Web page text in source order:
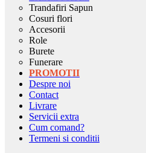
Trandafiri Sapun
Cosuri flori
Accesorii
Role
Burete
Funerare
PROMOTII
Despre noi
Contact
Livrare
Servicii extra
Cum comand?
Termeni si conditii